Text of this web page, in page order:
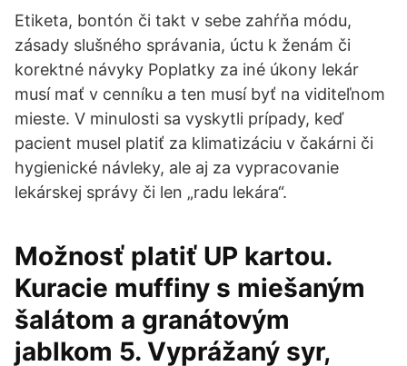
Etiketa, bontón či takt v sebe zahŕňa módu,
zásady slušného správania, úctu k ženám či
korektné návyky Poplatky za iné úkony lekár
musí mať v cenníku a ten musí byť na viditeľnom
mieste. V minulosti sa vyskytli prípady, keď
pacient musel platiť za klimatizáciu v čakárni či
hygienické návleky, ale aj za vypracovanie
lekárskej správy či len „radu lekára“.
Možnosť platiť UP kartou.
Kuracie muffiny s miešaným
šalátom a granátovým
jablkom 5. Vyprážaný syr,